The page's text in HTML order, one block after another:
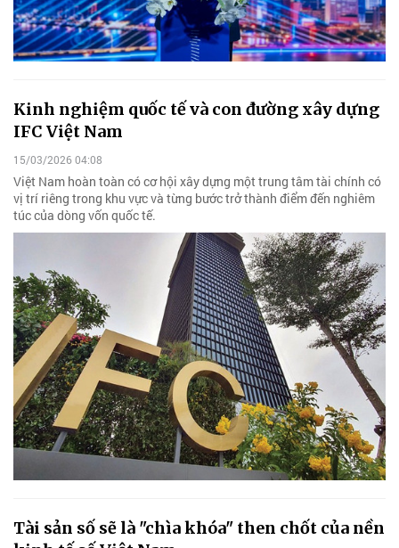
Kinh nghiệm quốc tế và con đường xây dựng
IFC Việt Nam
15/03/2026 04:08
Việt Nam hoàn toàn có cơ hội xây dựng một trung tâm tài chính có
vị trí riêng trong khu vực và từng bước trở thành điểm đến nghiêm
túc của dòng vốn quốc tế.
Tài sản số sẽ là "chìa khóa" then chốt của nền